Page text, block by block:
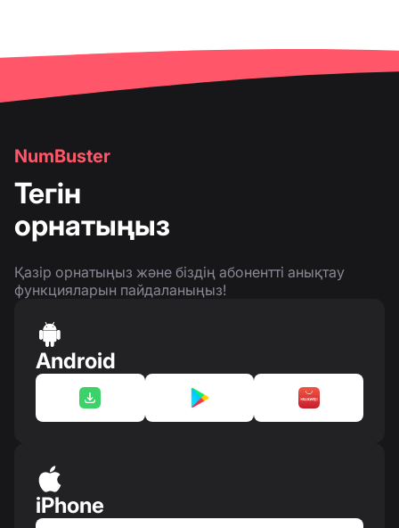
NumBuster
Тегін
орнатыңыз
Қазір орнатыңыз және біздің абонентті анықтау
функцияларын пайдаланыңыз!
Android
iPhone